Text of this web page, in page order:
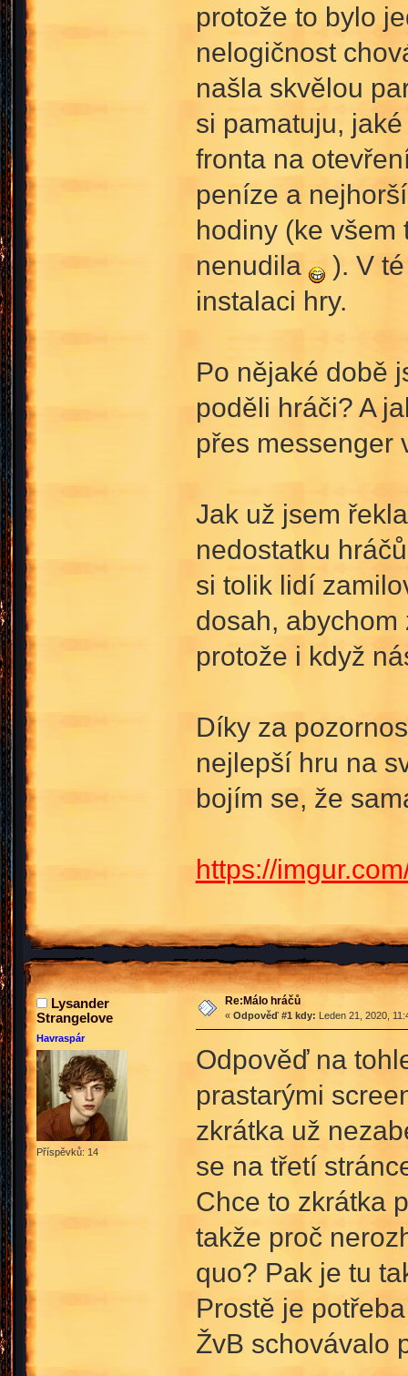
protože to bylo
nelogičnost
našla skvělou
si pamatuju,
fronta na
peníze a
hodiny (ke všem
nenudila
). V té
instalaci hry.
Po nějaké době
poděli hráči? A
přes messenger
Jak už jsem
nedostatku
si tolik lidí
dosah,
protože i když
Díky za
nejlepší hru na
bojím se, že
https://
Lysander
Strangelove
Havraspár
Příspěvků: 14
Re:Málo hráčů
« Odpověď #1 kdy: Leden 21, 2020,
Odpověď na
prastarými
zkrátka už
se na třetí
Chce to zkrátka
takže proč
quo? Pak je tu
Prostě je
ŽvB schovávalo